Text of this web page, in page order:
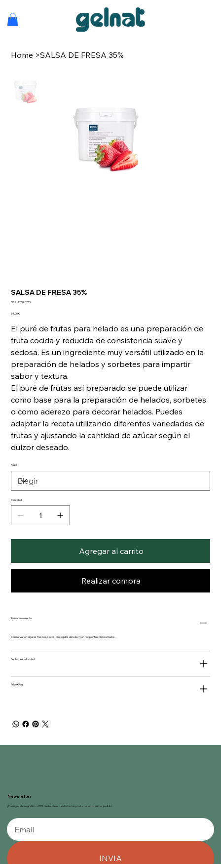
Home >SALSA DE FRESA 35%
SALSA DE FRESA 35%
SKU:
SKU
FF598733
Precio
64,00 €
El puré de frutas para helado es una preparación de
fruta cocida y reducida de consistencia suave y
sedosa. Es un ingrediente muy versátil utilizado en la
preparación de helados y sorbetes para impartir
sabor y textura.
El puré de frutas así preparado se puede utilizar
como base para la preparación de helados, sorbetes
o como aderezo para decorar helados. Puedes
adaptar la receta utilizando diferentes variedades de
frutas y ajustando la cantidad de azúcar según el
dulzor deseado.
Peso
Cantidad
Agregar al carrito
Realizar compra
Almacenamiento
Conservar en lugares frescos, secos, protegidos de la luz y en recipientes bien cerrados.
Fecha de caducidad.
Price €/kg
Newsletter
¡Consigue ahora gratis un 20% de descuento en todos los productos en tu primer pedido!
INVIA